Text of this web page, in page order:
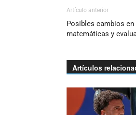
Artículo anterior
Posibles cambios en
matemáticas y
Artículos